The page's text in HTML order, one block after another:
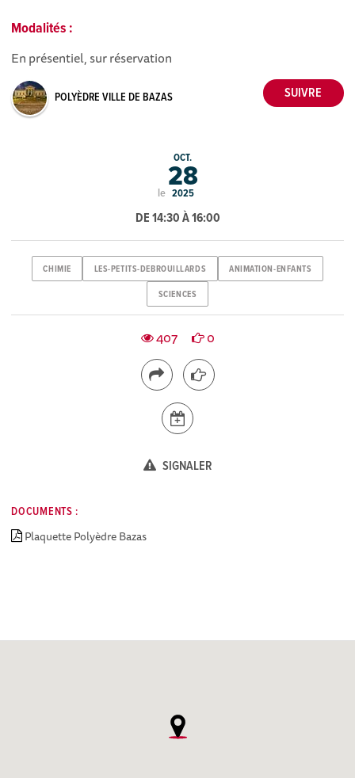
Modalités :
En présentiel, sur réservation
POLYÈDRE VILLE DE BAZAS
le
OCT.
28
2025
DE 14:30 À 16:00
CHIMIE LES-PETITS-DEBROUILLARDS ANIMATION-ENFANTS
SCIENCES
407 0
SIGNALER
DOCUMENTS :
Plaquette Polyèdre Bazas